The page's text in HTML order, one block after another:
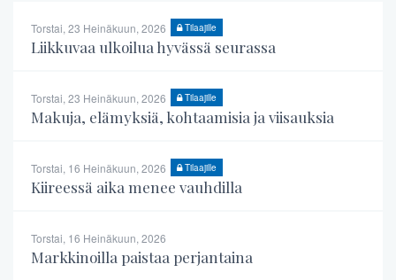
Torstai, 23 Heinäkuun, 2026 Tilaajille
Liikkuvaa ulkoilua hyvässä seurassa
Torstai, 23 Heinäkuun, 2026 Tilaajille
Makuja, elämyksiä, kohtaamisia ja viisauksia
Torstai, 16 Heinäkuun, 2026 Tilaajille
Kiireessä aika menee vauhdilla
Torstai, 16 Heinäkuun, 2026
Markkinoilla paistaa perjantaina